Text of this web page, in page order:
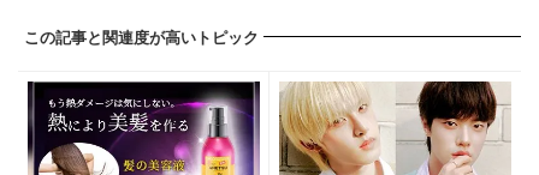
この記事と関連度が高いトピック